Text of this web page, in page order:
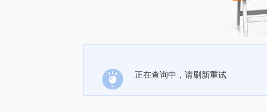
正在查询中，请刷新重试